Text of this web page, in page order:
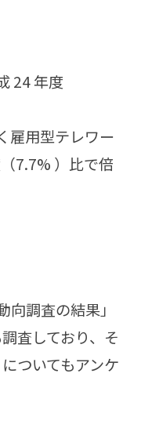
24 年度
雇用型テレワー
7.7% ）比で倍
調査の結果」
査しており、そ
ついてもアンケ